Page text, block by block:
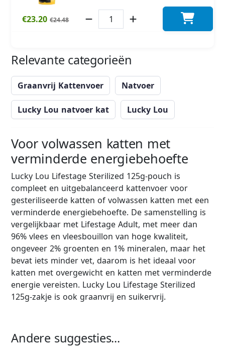
€23.20€24.48
Relevante categorieën
Graanvrij Kattenvoer Natvoer
Lucky Lou natvoer kat Lucky Lou
Voor volwassen katten met
verminderde energiebehoefte
Lucky Lou Lifestage Sterilized 125g-pouch is
compleet en uitgebalanceerd kattenvoer voor
gesteriliseerde katten of volwassen katten met een
verminderde energiebehoefte. De samenstelling is
vergelijkbaar met Lifestage Adult, met meer dan
96% vlees en vleesbouillon van hoge kwaliteit,
ongeveer 2% groenten en 1% mineralen, maar het
bevat iets minder vet, daarom is het ideaal voor
katten met overgewicht en katten met verminderde
energie vereisten. Lucky Lou Lifestage Sterilized
125g-zakje is ook graanvrij en suikervrij.
Andere suggesties...